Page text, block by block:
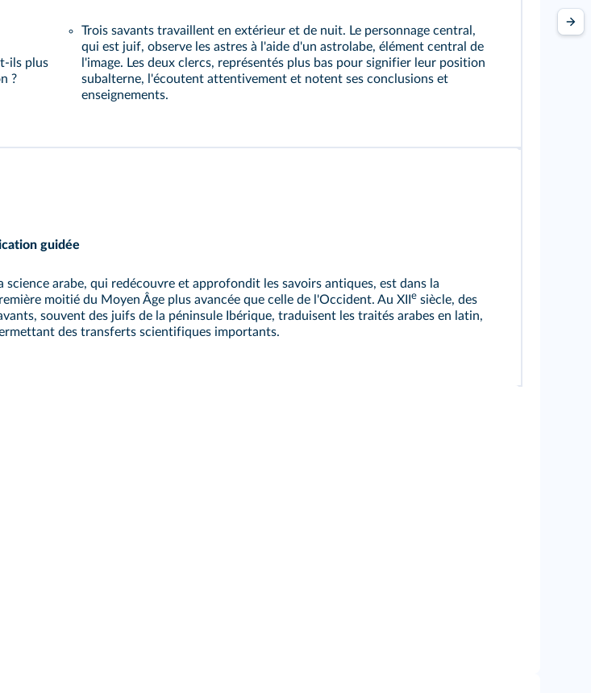
ils plus
?
Trois savants travaillent en extérieur et de nuit. Le personnage central,
qui est juif, observe les astres à l'aide d'un astrolabe, élément central de
l'image. Les deux clercs, représentés plus bas pour signifier leur position
subalterne, l'écoutent attentivement et notent ses conclusions et
enseignements.
guidée
science arabe, qui redécouvre et approfondit les savoirs antiques, est dans la
moitié du Moyen Âge plus avancée que celle de l'Occident. Au XII esiècle, des
souvent des juifs de la péninsule Ibérique, traduisent les traités arabes en latin,
des transferts scientifiques importants.